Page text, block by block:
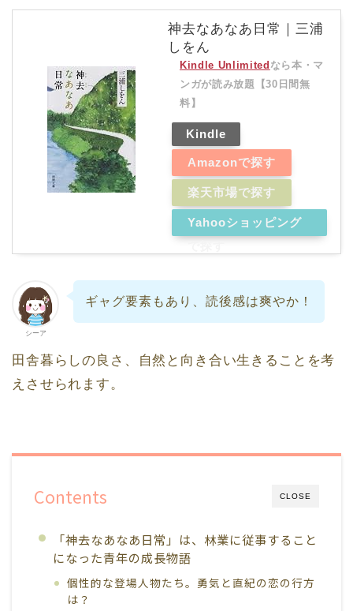
神去なあなあ日常｜三浦
しをん
Kindle Unlimited なら本・マ
ンガが読み放題【30日間無
料】
Kindle
Amazonで探す
楽天市場で探す
Yahooショッピング
シーア
ギャグ要素もあり、読後感は爽やか！
田舎暮らしの良さ、自然と向き合い生きることを考
えさせられます。
CLOSE
Contents
「神去なあなあ日常」は、林業に従事すること
になった青年の成長物語
個性的な登場人物たち。勇気と直紀の恋の行方
は？